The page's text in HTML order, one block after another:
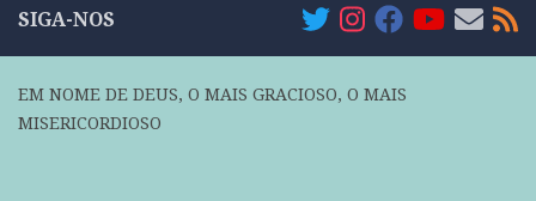
SIGA-NOS
EM NOME DE DEUS, O MAIS GRACIOSO, O MAIS
MISERICORDIOSO